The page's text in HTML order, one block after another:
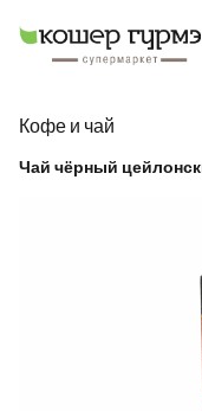
Кофе и чай
Чай чёрный